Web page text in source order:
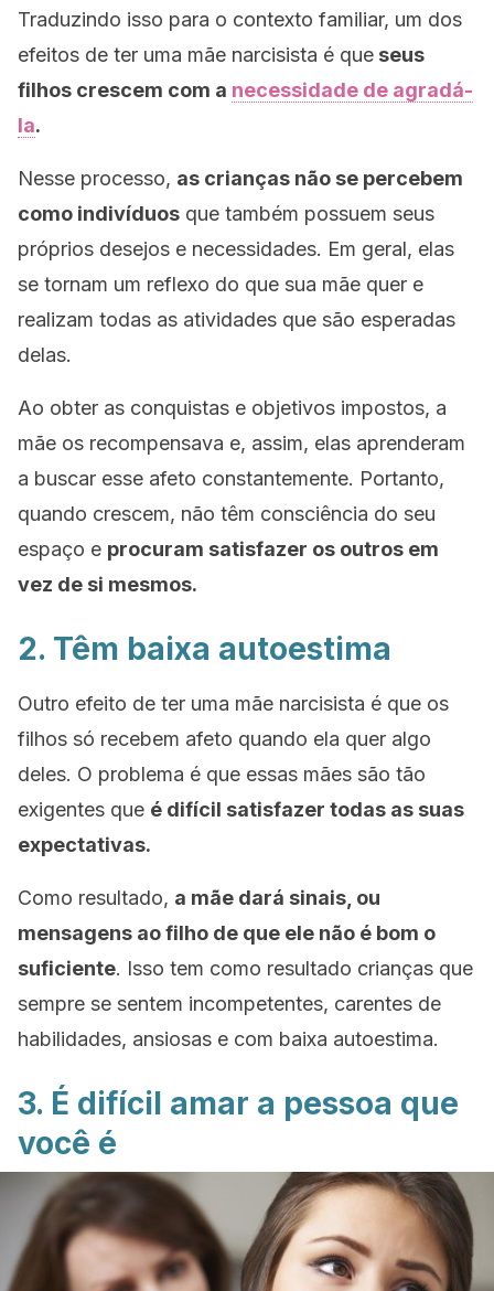
Traduzindo isso para o contexto familiar, um dos
efeitos de ter uma mãe narcisista é que seus
filhos crescem com a necessidade de agradá-
la.
Nesse processo, as crianças não se percebem
como indivíduos que também possuem seus
próprios desejos e necessidades. Em geral, elas
se tornam um reflexo do que sua mãe quer e
realizam todas as atividades que são esperadas
delas.
Ao obter as conquistas e objetivos impostos, a
mãe os recompensava e, assim, elas aprenderam
a buscar esse afeto constantemente. Portanto,
quando crescem, não têm consciência do seu
espaço e procuram satisfazer os outros em
vez de si mesmos.
2. Têm baixa autoestima
Outro efeito de ter uma mãe narcisista é que os
filhos só recebem afeto quando ela quer algo
deles. O problema é que essas mães são tão
exigentes que é difícil satisfazer todas as suas
expectativas.
Como resultado, a mãe dará sinais, ou
mensagens ao filho de que ele não é bom o
suficiente. Isso tem como resultado crianças que
sempre se sentem incompetentes, carentes de
habilidades, ansiosas e com baixa autoestima.
3. É difícil amar a pessoa que
você é